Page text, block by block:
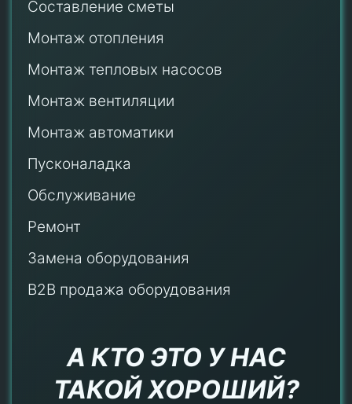
Составление сметы
Монтаж отопления
Монтаж тепловых насосов
Монтаж вентиляции
Монтаж автоматики
Пусконаладка
Обслуживание
Ремонт
Замена оборудования
B2B продажа оборудования
А КТО ЭТО У НАС
ТАКОЙ ХОРОШИЙ?